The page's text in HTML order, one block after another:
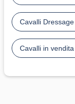
Cavalli
Cavalli in